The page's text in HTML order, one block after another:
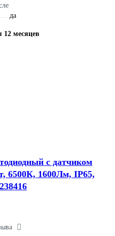
да
12 месяцев
с датчиком
6500К, 1600Лм, IP65,